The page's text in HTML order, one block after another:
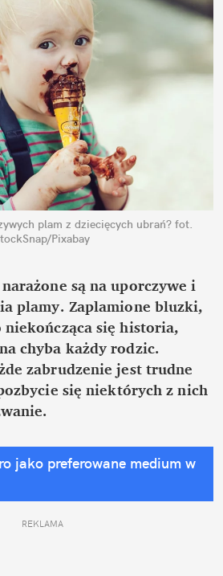
plam z dziecięcych ubrań? fot.
Pixabay
są na uporczywe i
plamy. Zaplamione bluzki,
się historia,
chyba każdy rodzic.
zabrudzenie jest trudne
się niektórych z nich
jako preferowane medium w
REKLAMA